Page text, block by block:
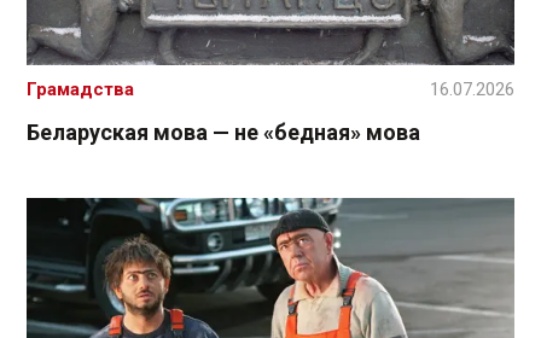
Беларуская мова — не «бедная» мова
Грамадства 16.07.2026